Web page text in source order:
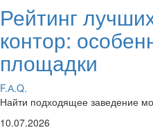
Рейтинг
контор:
площадки
F.А.Q.
Найти подходящее заведение
10.07.2026